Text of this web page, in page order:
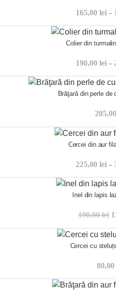
165,00 lei –
Colier din
190,00 lei –
Brăţară din perle de
205,00
Cercei din aur
225,00 lei –
Inel din lapis
190,00lei
Cercei cu
80,00